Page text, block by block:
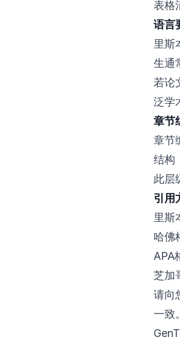
表格
语言
里斯
生通
若论
泛学
章节
章节
结构
此层
引用
里斯
哈佛
APA
芝加
请向
一致